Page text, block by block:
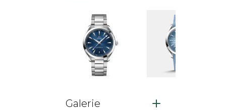
Galerie